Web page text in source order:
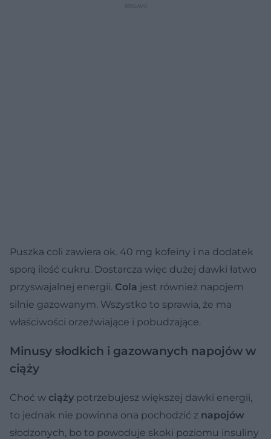
Puszka coli zawiera ok. 40 mg kofeiny i na dodatek
sporą ilość cukru. Dostarcza więc dużej dawki łatwo
przyswajalnej energii. Cola jest również napojem
silnie gazowanym. Wszystko to sprawia, że ma
właściwości orzeźwiające i pobudzające.
Minusy słodkich i gazowanych napojów w
ciąży
Choć w ciąży potrzebujesz większej dawki energii,
to jednak nie powinna ona pochodzić z napojów
słodzonych, bo to powoduje skoki poziomu insuliny